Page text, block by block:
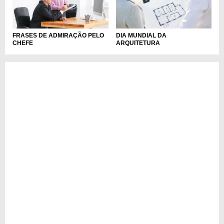
FRASES DE ADMIRAÇÃO PELO
CHEFE
DIA MUNDIAL DA
ARQUITETURA